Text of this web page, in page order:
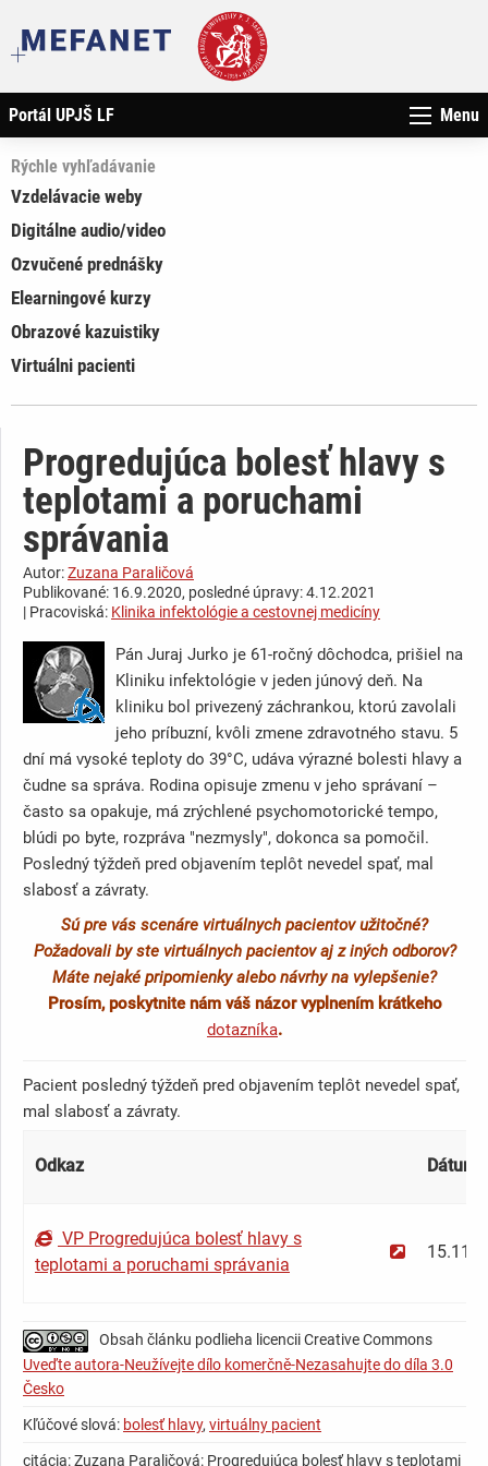
Portál UPJŠ LF Menu
Rýchle vyhľadávanie
Vzdelávacie weby
Digitálne audio/video
Ozvučené prednášky
Elearningové kurzy
Obrazové kazuistiky
Virtuálni pacienti
Progredujúca bolesť hlavy s
teplotami a poruchami
správania
Autor:Zuzana Paraličová
Publikované: 16.9.2020, posledné úpravy: 4.12.2021
| Pracoviská: Klinika infektológie a cestovnej medicíny
Pán Juraj Jurko je 61-ročný dôchodca, prišiel na
Kliniku infektológie v jeden júnový deň. Na
kliniku bol privezený záchrankou, ktorú zavolali
jeho príbuzní, kvôli zmene zdravotného stavu. 5
dní má vysoké teploty do 39°C, udáva výrazné bolesti hlavy a
čudne sa správa. Rodina opisuje zmenu v jeho správaní –
často sa opakuje, má zrýchlené psychomotorické tempo,
blúdi po byte, rozpráva "nezmysly", dokonca sa pomočil.
Posledný týždeň pred objavením teplôt nevedel spať, mal
slabosť a závraty.
Sú pre vás scenáre virtuálnych pacientov užitočné?
Požadovali by ste virtuálnych pacientov aj z iných odborov?
Máte nejaké pripomienky alebo návrhy na vylepšenie?
Prosím, poskytnite nám váš názor vyplnením krátkeho
dotazníka.
Pacient posledný týždeň pred objavením teplôt nevedel spať,
mal slabosť a závraty.
Odkaz Dátum
VP Progredujúca bolesť hlavy s
teplotami a poruchami správania
Obsah článku podlieha licencii Creative Commons
Uveďte autora-Neužívejte dílo komerčně-Nezasahujte do díla 3.0
Česko
Kľúčové slová: bolesť hlavy, virtuálny pacient
citácia: Zuzana Paraličová: Progredujúca bolesť hlavy s teplotami